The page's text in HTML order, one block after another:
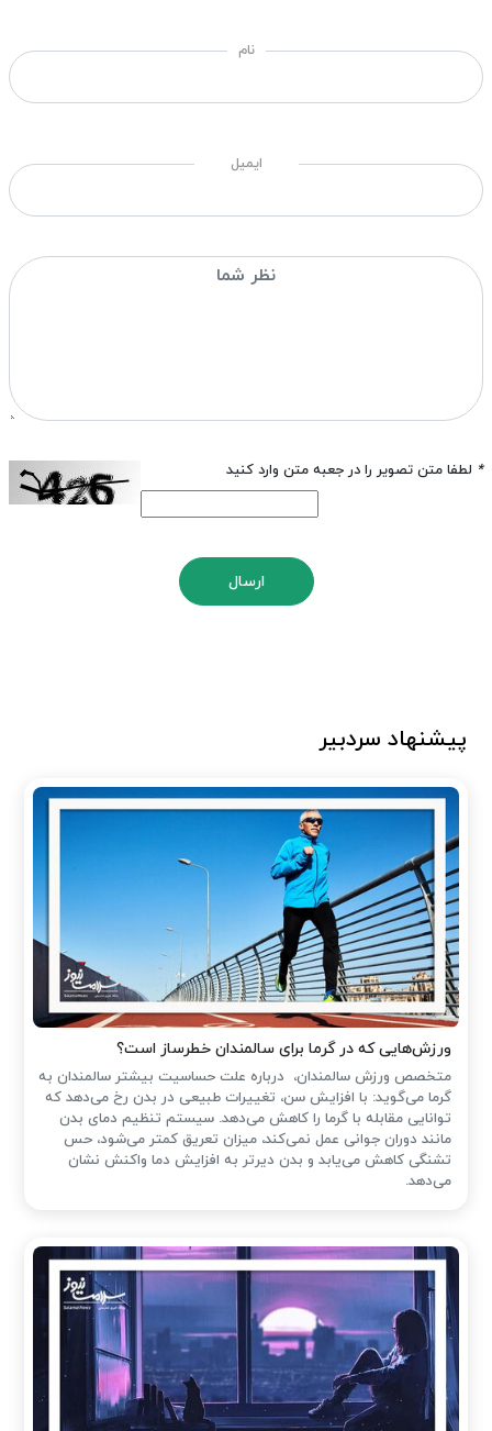
نام
ایمیل
* لطفا متن تصویر را در جعبه متن وارد کنید
ارسال
پیشنهاد سردبیر
ورزش‌هایی که در گرما برای سالمندان خطرساز است؟
متخصص ورزش سالمندان، درباره علت حساسیت بیشتر سالمندان به
گرما می‌گوید: با افزایش سن، تغییرات طبیعی در بدن رخ می‌دهد که
توانایی مقابله با گرما را کاهش می‌دهد. سیستم تنظیم دمای بدن
مانند دوران جوانی عمل نمی‌کند، میزان تعریق کمتر می‌شود، حس
تشنگی کاهش می‌یابد و بدن دیرتر به افزایش دما واکنش نشان
می‌دهد.